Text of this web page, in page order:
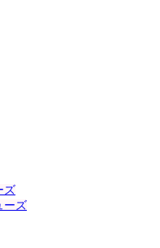
ズ
ーズ